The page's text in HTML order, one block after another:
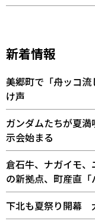
新着情報
美郷町で「舟ッコ
け声
ガンダムたちが夏
示会始まる
倉石牛、ナガイモ
の新拠点、町産直
下北も夏祭り開幕